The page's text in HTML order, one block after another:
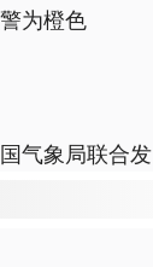
为橙色
气象局联合发